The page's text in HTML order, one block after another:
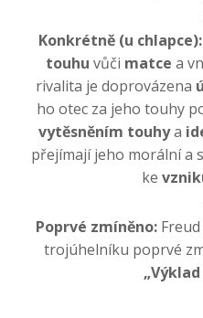
Konkrétně (u chlapce):
touhu vůči matce a
rivalita je doprovázena
ho otec za jeho touhy
vytěsněním touhya
přejímají jeho morální a
ke
Poprvé zmíněno:
trojúhelníku poprvé
„Výklad